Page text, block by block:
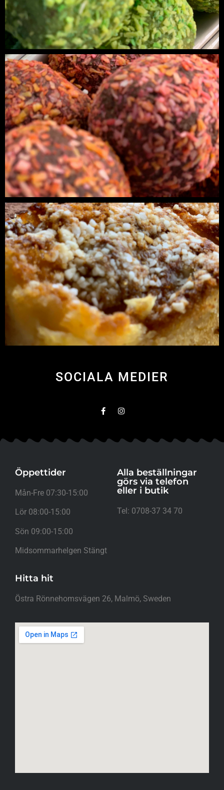
SOCIALA MEDIER
Öppettider
Mån-Fre 07:30-15:00
Lör 08:00-15:00
Sön 09:00-15:00
Midsommarhelgen Stängt
Alla beställningar
görs via telefon
eller i butik
Tel: 0708-37 34 70
Hitta hit
Östra Rönnehomsvägen 26, Malmö, Sweden